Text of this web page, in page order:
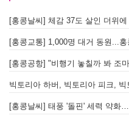
[홍콩날씨] 체감 37도 살인 더위
[홍콩날씨] 태풍 '돌핀' 세력 약화